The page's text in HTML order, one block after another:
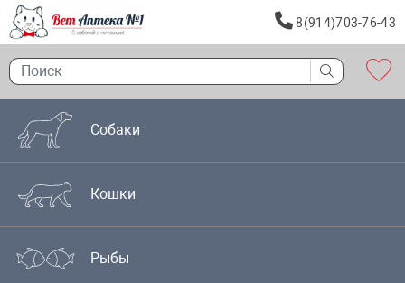
8(914)703-76-43
Собаки
Кошки
Рыбы